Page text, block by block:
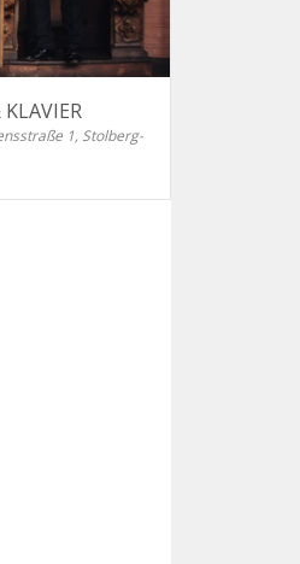
1, Stolberg-